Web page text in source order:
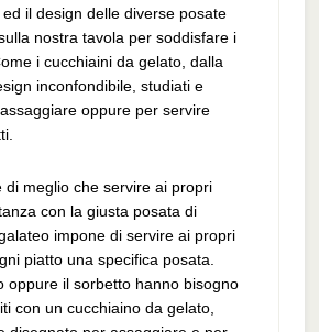
il design delle diverse posate
nostra tavola per soddisfare i
i cucchiaini da gelato, dalla
inconfondibile, studiati e
oppure per servire
di meglio che servire ai propri
con la giusta posata di
impone di servire ai propri
piatto una specifica posata.
oppure il sorbetto hanno bisogno
con un cucchiaino da gelato,